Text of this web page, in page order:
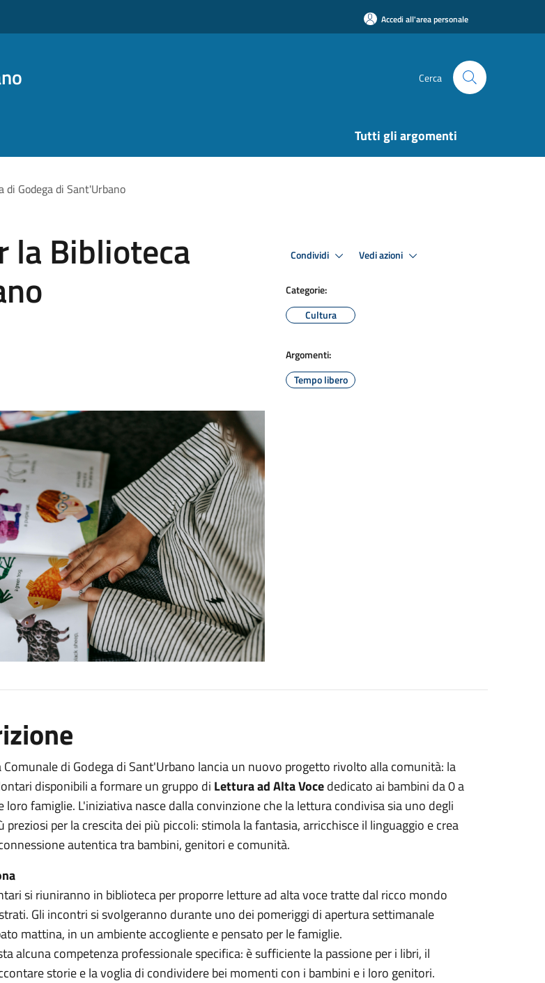
Accedi all'area personale
Cerca
Tutti gli argomenti
Godega di Sant'Urbano
la Biblioteca Condividi Vedi azioni
Categorie:
Cultura
Argomenti:
Tempo libero
Comunale di Godega di Sant'Urbano lancia un nuovo progetto rivolto alla comunità: la
disponibili a formare un gruppo di Lettura ad Alta Vocededicato ai bambini da 0 a
loro famiglie. L'iniziativa nasce dalla convinzione che la lettura condivisa sia uno degli
per la crescita dei più piccoli: stimola la fantasia, arricchisce il linguaggio e crea
autentica tra bambini, genitori e comunità.
si riuniranno in biblioteca per proporre letture ad alta voce tratte dal ricco mondo
Gli incontri si svolgeranno durante uno dei pomeriggi di apertura settimanale
mattina, in un ambiente accogliente e pensato per le famiglie.
alcuna competenza professionale specifica: è sufficiente la passione per i libri, il
storie e la voglia di condividere bei momenti con i bambini e i loro genitori.